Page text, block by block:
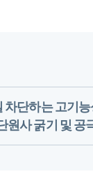
차단하는 고기
원사 굵기 및 공